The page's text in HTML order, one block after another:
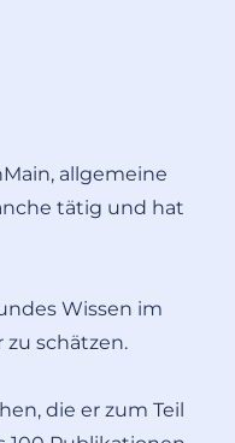
allgemeine
tätig und hat
Wissen im
schätzen.
die er zum Teil